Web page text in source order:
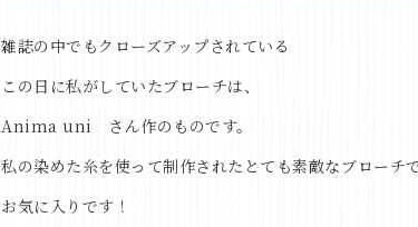
雑誌の中でもクローズアップされている
この日に私がしていたブローチは、
Anima uni さん作のものです。
私の染めた糸を使って制作されたとても素敵なブローチ
お気に入りです！